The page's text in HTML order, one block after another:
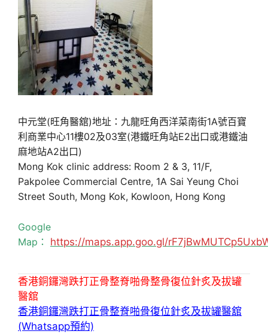
中元堂(旺角醫舘)地址：九龍旺角西洋菜南街1A號百寶
利商業中心11樓02及03室(港鐵旺角站E2出口或港鐵油
麻地站A2出口)
Mong Kok clinic address: Room 2 & 3, 11/F,
Pakpolee Commercial Centre, 1A Sai Yeung Choi
Street South, Mong Kok, Kowloon, Hong Kong
Google
Map： https://maps.app.goo.gl/
香港銅鑼灣跌打正骨整脊啪骨整骨復位針炙及拔罐
醫舘
香港銅鑼灣跌打正骨整脊啪骨復位針炙及拔罐醫舘
(Whatsapp預約)